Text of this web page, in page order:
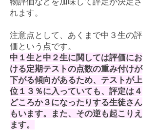
れます。
注意点として、あくまで中３生の評
価という点です。
中 １生と中２生に関しては評価にお
ける定期テストの点数の重み付けが
下がる傾向があるため、テストが上
位１３％に入っていても、評定は４
どころか３になったりする生徒さん
もいます。また、その逆も起こりえ
ます。